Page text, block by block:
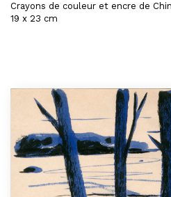
Crayons de couleur et encre de
19 x 23 cm